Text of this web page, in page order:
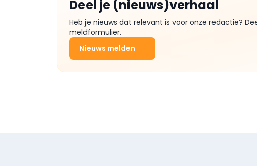
Deel je (nieuws)verhaal
Heb je nieuws dat relevant is voor onze redactie?
meldformulier.
Nieuws melden